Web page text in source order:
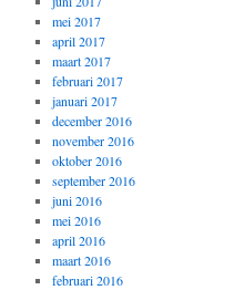
mei 2017
april 2017
maart 2017
februari 2017
januari 2017
december 2016
november 2016
oktober 2016
september 2016
juni 2016
mei 2016
april 2016
maart 2016
februari 2016